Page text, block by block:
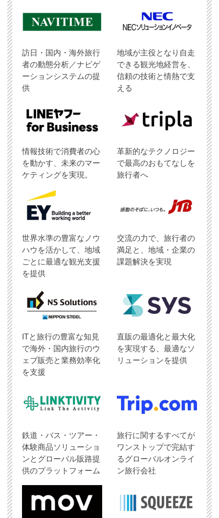
訪日・国内・海外旅行
者の動態分析／ナビゲ
ーションシステムの提
供
地域が主役となり自走
できる観光地経営を、
信頼の技術と情熱で支
える
情報技術で消費者の心
を動かす、未来のマー
ケティングを実現。
革新的なテクノロジー
で最高のおもてなしを
旅行者へ
世界水準の豊富なノウ
ハウを活かして、地域
ごとに最適な観光支援
を提供
交流の力で、旅行者の
満足と、地域・企業の
課題解決を実現
ITと旅行の豊富な知見
で海外・国内旅行のウ
ェブ販売と業務効率化
を支援
直販の最適化と最大化
を実現する、最適なソ
リューションを提供
鉄道・バス・ツアー・
体験商品ソリューショ
ンとグローバル販路提
供のプラットフォーム
旅行に関するすべてが
ワンストップで完結す
るグローバルオンライ
ン旅行会社